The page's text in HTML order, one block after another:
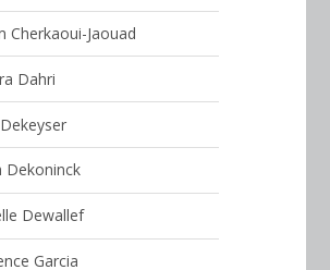
Cherkaoui-Jaouad
Dahri
Dekoninck
Dewallef
Garcia